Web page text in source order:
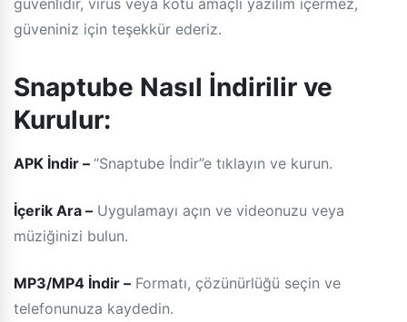
güvenlidir, virüs veya kötü amaçlı yazılım içermez,
güveniniz için teşekkür ederiz.
Snaptube Nasıl İndirilir ve
Kurulur:
APK İndir – “Snaptube İndir”e tıklayın ve kurun.
İçerik Ara – Uygulamayı açın ve videonuzu veya
müziğinizi bulun.
MP3/MP4 İndir – Formatı, çözünürlüğü seçin ve
telefonunuza kaydedin.